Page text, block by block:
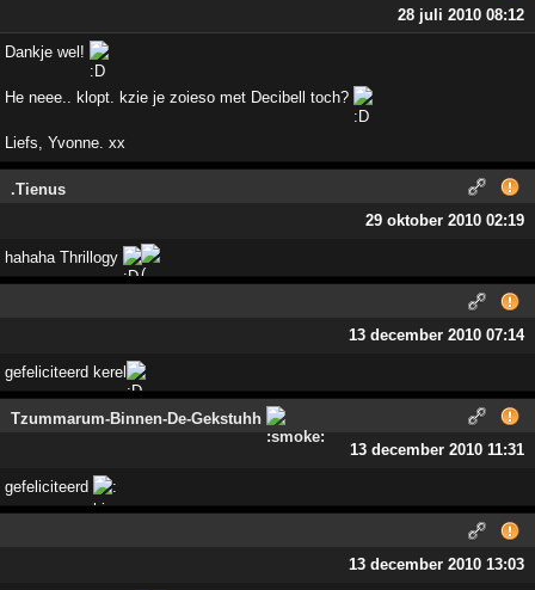
28 juli 2010 08:12
Dankje wel!
He neee.. klopt. kzie je zoieso met Decibell toch?
Liefs, Yvonne. xx
.Tienus
29 oktober 2010 02:19
hahaha Thrillogy
13 december 2010 07:14
gefeliciteerd kerel
Tzummarum-Binnen-De-Gekstuhh
13 december 2010 11:31
gefeliciteerd
13 december 2010 13:03